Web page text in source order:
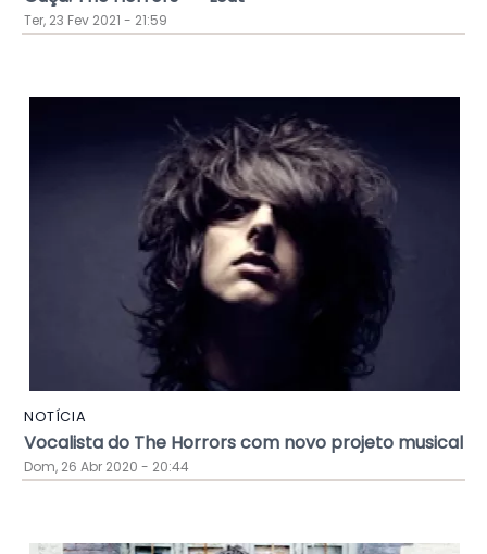
Ter, 23 Fev 2021 - 21:59
NOTÍCIA
Vocalista do The Horrors com novo projeto musical
Dom, 26 Abr 2020 - 20:44